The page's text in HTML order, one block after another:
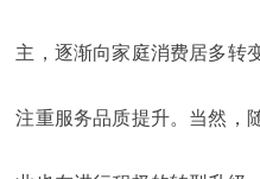
主，逐渐向家庭消费居多转
注重服务品质提升。当然，